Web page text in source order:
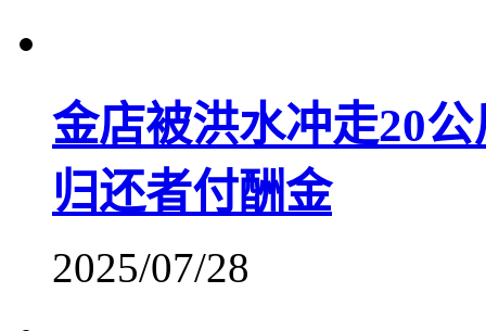
金店被洪水冲走20
归还者付酬金
2025/07/28